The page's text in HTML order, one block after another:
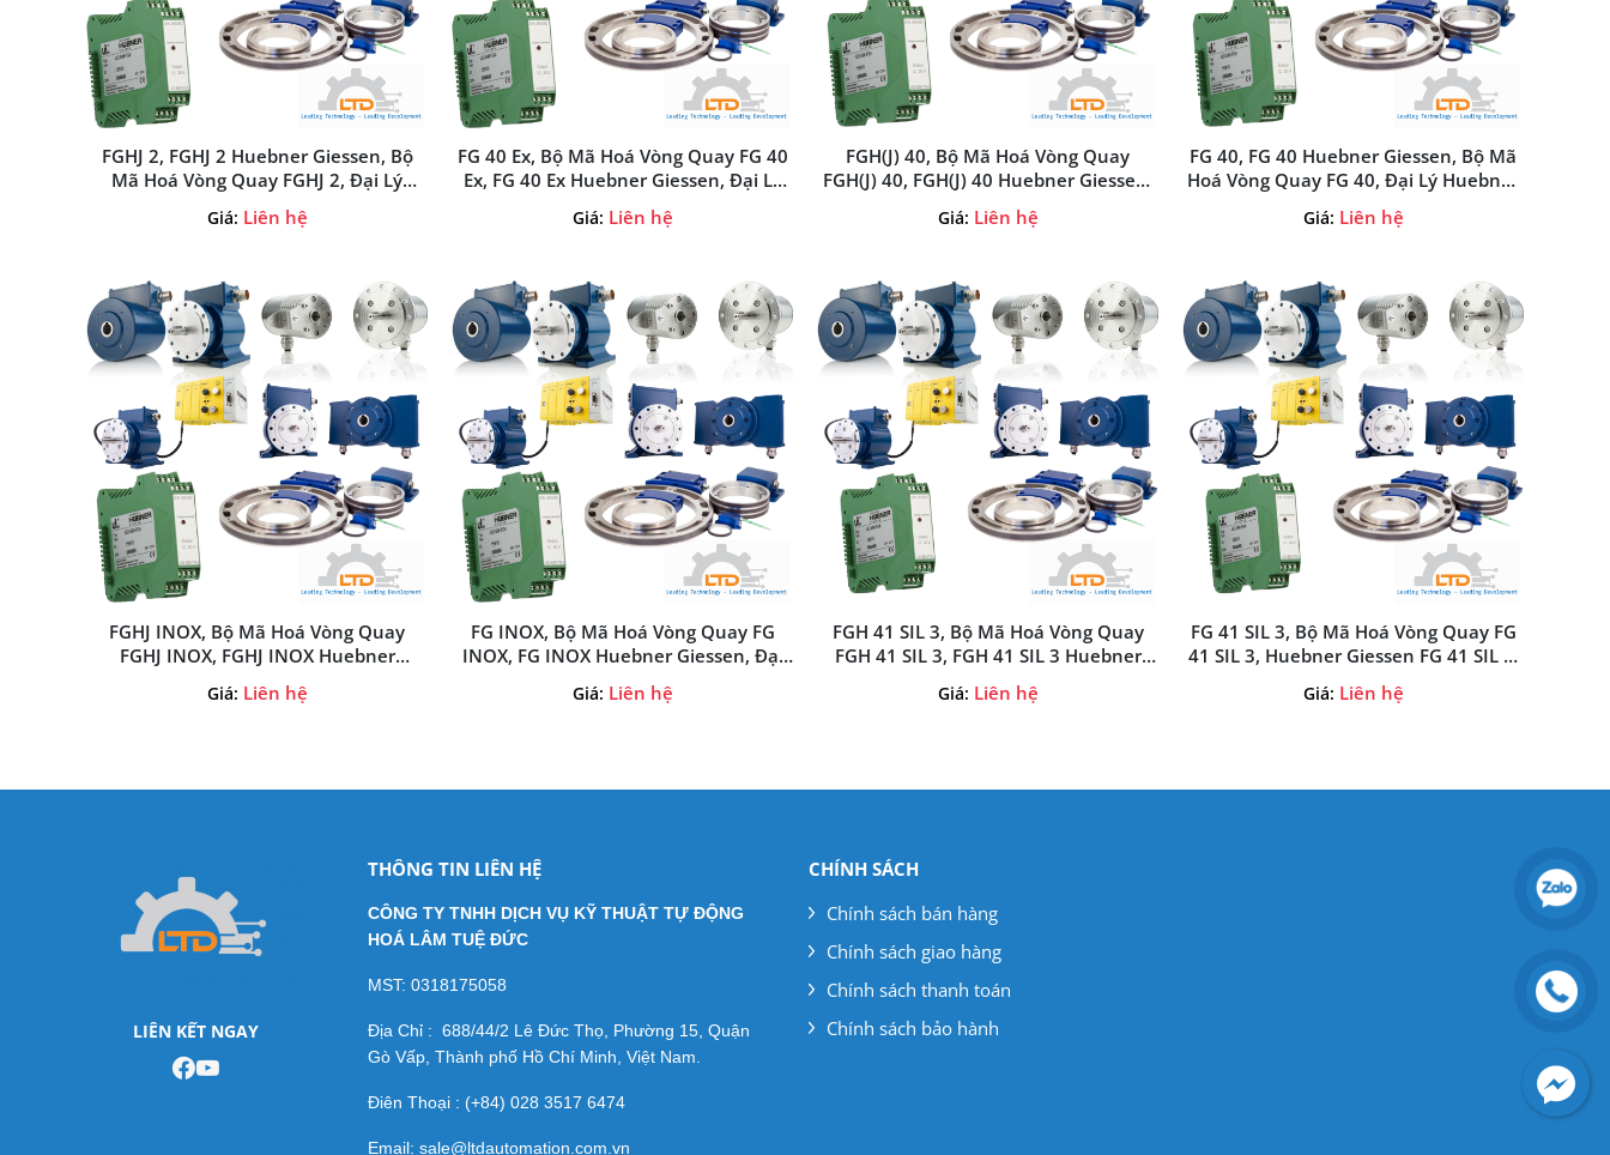
FGHJ 2, FGHJ 2 Huebner Giessen, Bộ
Mã Hoá Vòng Quay FGHJ 2, Đại Lý
Giá: Liên hệ
FG 40 Ex, Bộ Mã Hoá Vòng Quay FG 40
Ex, FG 40 Ex Huebner Giessen, Đại Lý
Giá: Liên hệ
FGH(J) 40, Bộ Mã Hoá Vòng Quay
FGH(J) 40, FGH(J) 40 Huebner Giessen,
Giá: Liên hệ
FG 40, FG 40 Huebner Giessen, Bộ Mã
Hoá Vòng Quay FG 40, Đại Lý Huebner
Giá: Liên hệ
FGHJ INOX, Bộ Mã Hoá Vòng Quay
FGHJ INOX, FGHJ INOX Huebner
Giá: Liên hệ
FG INOX, Bộ Mã Hoá Vòng Quay FG
INOX, FG INOX Huebner Giessen, Đại
Giá: Liên hệ
FGH 41 SIL 3, Bộ Mã Hoá Vòng Quay
FGH 41 SIL 3, FGH 41 SIL 3 Huebner
Giá: Liên hệ
FG 41 SIL 3, Bộ Mã Hoá Vòng Quay FG
41 SIL 3, Huebner Giessen FG 41 SIL 3,
Giá: Liên hệ
LIÊN KẾT NGAY
THÔNG TIN LIÊN HỆ
CÔNG TY TNHH DỊCH VỤ KỸ THUẬT TỰ ĐỘNG
HOÁ LÂM TUỆ ĐỨC
MST: 0318175058
Địa Chỉ : 688/44/2 Lê Đức Thọ, Phường 15, Quận
Gò Vấp, Thành phố Hồ Chí Minh, Việt Nam.
Điên Thoại : (+84) 028 3517 6474
Email: sale@ltdautomation.com.vn
CHÍNH SÁCH
Chính sách bán hàng
Chính sách giao hàng
Chính sách thanh toán
Chính sách bảo hành